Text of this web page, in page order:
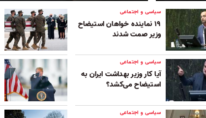
سیاسی و اجتماعی
۱۹ نماینده خواهان استیضاح
وزیر صمت شدند
سیاسی و اجتماعی
آیا کار وزیر بهداشت ایران به
استیضاح می‌کشد؟
سیاسی و اجتماعی